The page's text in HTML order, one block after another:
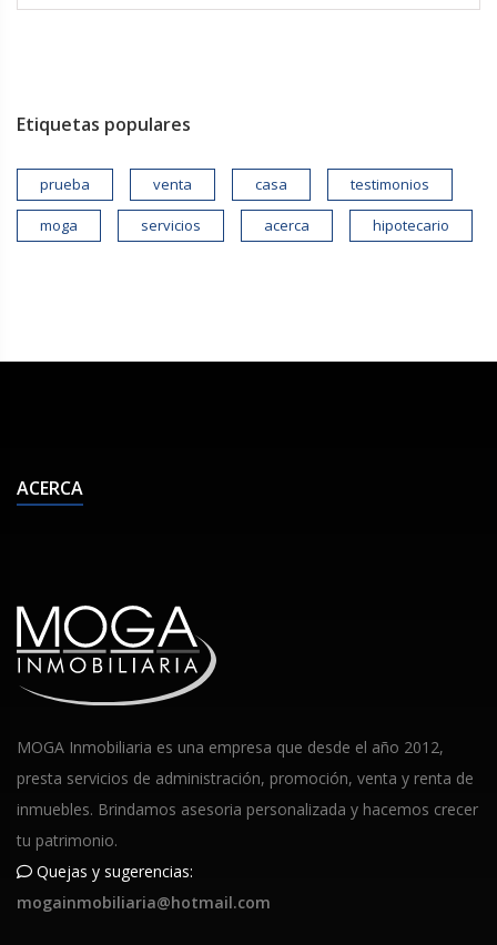
Etiquetas populares
prueba venta casa testimonios
moga servicios acerca hipotecario
ACERCA
MOGA Inmobiliaria es una empresa que desde el año 2012,
presta servicios de administración, promoción, venta y renta de
inmuebles. Brindamos asesoria personalizada y hacemos crecer
tu patrimonio.
Quejas y sugerencias:
mogainmobiliaria@hotmail.com